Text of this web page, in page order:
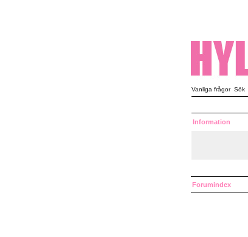
Vanliga frågor Sök
Information
Forumindex